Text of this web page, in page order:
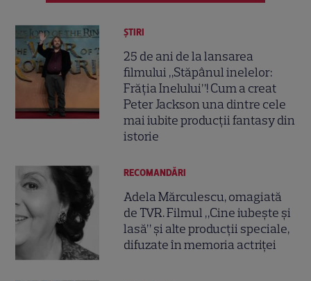
ȘTIRI
25 de ani de la lansarea
filmului „Stăpânul inelelor:
Frăția Inelului”! Cum a creat
Peter Jackson una dintre cele
mai iubite producții fantasy din
istorie
RECOMANDĂRI
Adela Mărculescu, omagiată
de TVR. Filmul „Cine iubește și
lasă” și alte producții speciale,
difuzate în memoria actriței